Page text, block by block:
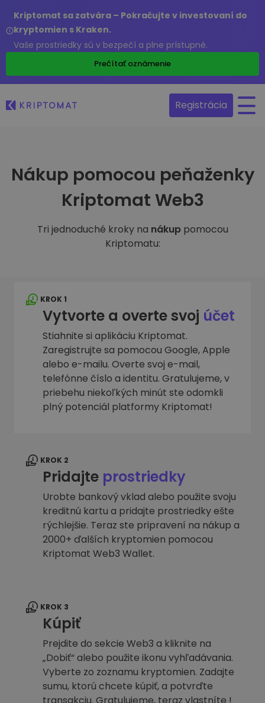
Kriptomat sa zatvára – Pokračujte v investovaní do
kryptomien s Kraken.
Vaše prostriedky sú v bezpečí a plne prístupné.
Prečítať oznámenie
Registrácia
Nákup pomocou peňaženky
Kriptomat Web3
Tri jednoduché kroky na nákup pomocou
Kriptomatu:
KROK 1
Vytvorte a overte svoj účet
Stiahnite si aplikáciu Kriptomat.
Zaregistrujte sa pomocou Google, Apple
alebo e-mailu. Overte svoj e-mail,
telefónne číslo a identitu. Gratulujeme, v
priebehu niekoľkých minút ste odomkli
plný potenciál platformy Kriptomat!
KROK 2
Pridajte prostriedky
Urobte bankový vklad alebo použite svoju
kreditnú kartu a pridajte prostriedky ešte
rýchlejšie. Teraz ste pripravení na nákup a
2000+ ďalších kryptomien pomocou
Kriptomat Web3 Wallet.
KROK 3
Kúpiť
Prejdite do sekcie Web3 a kliknite na
„Dobiť“ alebo použite ikonu vyhľadávania.
Vyberte zo zoznamu kryptomien. Zadajte
sumu, ktorú chcete kúpiť, a potvrďte